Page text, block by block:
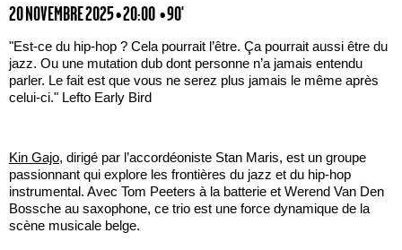
20 NOVEMBRE 2025 • 20:00 • 90'
"Est-ce du hip-hop ? Cela pourrait l’être. Ça pourrait aussi être du
jazz. Ou une mutation dub dont personne n’a jamais entendu
parler. Le fait est que vous ne serez plus jamais le même après
celui-ci." Lefto Early Bird
Kin Gajo, dirigé par l’accordéoniste Stan Maris, est un groupe
passionnant qui explore les frontières du jazz et du hip-hop
instrumental. Avec Tom Peeters à la batterie et Werend Van Den
Bossche au saxophone, ce trio est une force dynamique de la
scène musicale belge.